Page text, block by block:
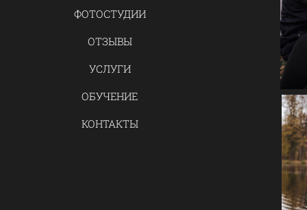
ФОТОСТУДИИ
ОТЗЫВЫ
УСЛУГИ
ОБУЧЕНИЕ
КОНТАКТЫ